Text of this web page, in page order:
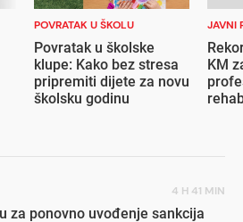
POVRATAK U ŠKOLU
Povratak u školske
klupe: Kako bez stresa
pripremiti dijete za novu
školsku godinu
JAVNI
KM
4 H 41 MIN
za ponovno uvođenje sankcija